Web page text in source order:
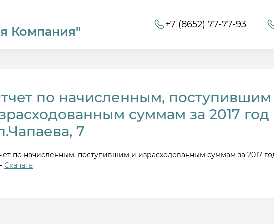
Компания"
+7 (8652) 77-77-93
по начисленным, поступившим
суммам за 2017
7
по начисленным, поступившим и израсходованным суммам за 2017
Скачать